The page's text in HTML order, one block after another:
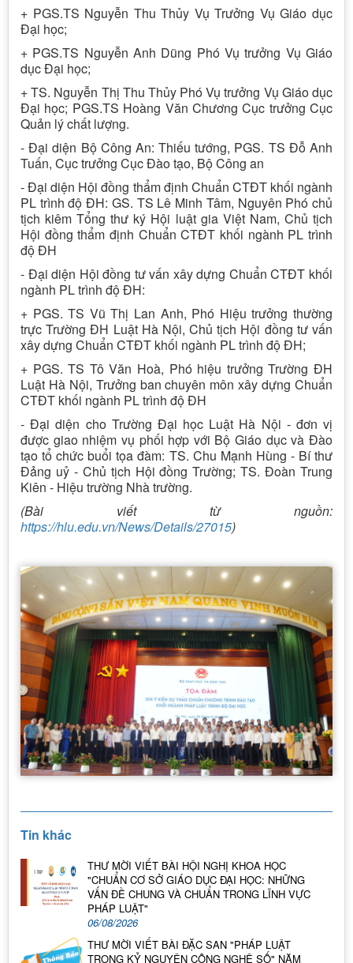
+ PGS.TS Nguyễn Thu Thủy Vụ Trưởng Vụ Giáo dục
Đại học;
+ PGS.TS Nguyễn Anh Dũng Phó Vụ trưởng Vụ Giáo
dục Đại học;
+ TS. Nguyễn Thị Thu Thủy Phó Vụ trưởng Vụ Giáo dục
Đại học; PGS.TS Hoàng Văn Chương Cục trưởng Cục
Quản lý chất lượng.
- Đại diện Bộ Công An: Thiếu tướng, PGS. TS Đỗ Anh
Tuấn, Cục trưởng Cục Đào tạo, Bộ Công an
- Đại diện Hội đồng thẩm định Chuẩn CTĐT khối ngành
PL trình độ ĐH: GS. TS Lê Minh Tâm, Nguyên Phó chủ
tịch kiêm Tổng thư ký Hội luật gia Việt Nam, Chủ tịch
Hội đồng thẩm định Chuẩn CTĐT khối ngành PL trình
độ ĐH
- Đại diện Hội đồng tư vấn xây dựng Chuẩn CTĐT khối
ngành PL trình độ ĐH:
+ PGS. TS Vũ Thị Lan Anh, Phó Hiệu trưởng thường
trực Trường ĐH Luật Hà Nội, Chủ tịch Hội đồng tư vấn
xây dựng Chuẩn CTĐT khối ngành PL trình độ ĐH;
+ PGS. TS Tô Văn Hoà, Phó hiệu trưởng Trường ĐH
Luật Hà Nội, Trưởng ban chuyên môn xây dựng Chuẩn
CTĐT khối ngành PL trình độ ĐH
- Đại diện cho Trường Đại học Luật Hà Nội - đơn vị
được giao nhiệm vụ phối hợp với Bộ Giáo dục và Đào
tạo tổ chức buổi tọa đàm: TS. Chu Mạnh Hùng - Bí thư
Đảng uỷ - Chủ tịch Hội đồng Trường; TS. Đoàn Trung
Kiên - Hiệu trường Nhà trường.
(Bài viết từ nguồn:
https://hlu.edu.vn/News/Details/27015)
Tin khác
THƯ MỜI VIẾT BÀI HỘI NGHỊ KHOA HỌC
"CHUẨN CƠ SỞ GIÁO DỤC ĐẠI HỌC: NHỮNG
VẤN ĐỀ CHUNG VÀ CHUẨN TRONG LĨNH VỰC
PHÁP LUẬT"
06/08/2026
THƯ MỜI VIẾT BÀI ĐẶC SAN "PHÁP LUẬT
TRONG KỶ NGUYÊN CÔNG NGHỆ SỐ" NĂM